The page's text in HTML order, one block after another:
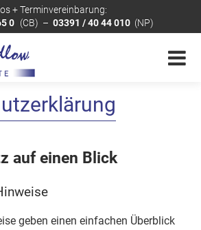
+ Terminvereinbarung:
0 (CB) – 03391 / 40 44 010 (NP)
»Datenschutzerklärung
auf einen Blick
geben einen einfachen Überblick